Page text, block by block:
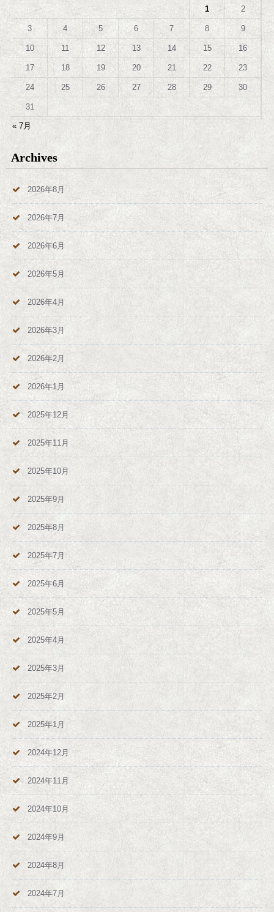
1 2
3 4 5 6 7 8 9
10 11 12 13 14 15 16
17 18 19 20 21 22 23
24 25 26 27 28 29 30
31
« 7月
Archives
2026年8月
2026年7月
2026年6月
2026年5月
2026年4月
2026年3月
2026年2月
2026年1月
2025年12月
2025年11月
2025年10月
2025年9月
2025年8月
2025年7月
2025年6月
2025年5月
2025年4月
2025年3月
2025年2月
2025年1月
2024年12月
2024年11月
2024年10月
2024年9月
2024年8月
2024年7月